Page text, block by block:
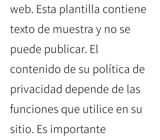
web. Esta plantilla contiene
texto de muestra y no se
puede publicar. El
contenido de su política de
privacidad depende de las
funciones que utilice en su
sitio. Es importante